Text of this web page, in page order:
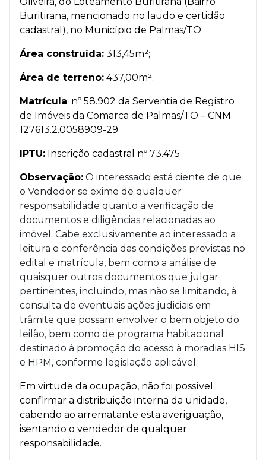
Buritirana, mencionado no laudo e certidão
cadastral), no Município de Palmas/TO.
Área construída: 313,45m²;
Área de terreno: 437,00m².
Matrícula: nº 58.902 da Serventia de Registro
de Imóveis da Comarca de Palmas/TO – CNM
127613.2.0058909-29
IPTU: Inscrição cadastral nº 73.475
Observação: O interessado está ciente de que
o Vendedor se exime de qualquer
responsabilidade quanto a verificação de
documentos e diligências relacionadas ao
imóvel. Cabe exclusivamente ao interessado a
leitura e conferência das condições previstas no
edital e matrícula, bem como a análise de
quaisquer outros documentos que julgar
pertinentes, incluindo, mas não se limitando, à
consulta de eventuais ações judiciais em
trâmite que possam envolver o bem objeto do
leilão, bem como de programa habitacional
destinado à promoção do acesso à moradias HIS
e HPM, conforme legislação aplicável.
Em virtude da ocupação, não foi possível
confirmar a distribuição interna da unidade,
cabendo ao arrematante esta averiguação,
isentando o vendedor de qualquer
responsabilidade.